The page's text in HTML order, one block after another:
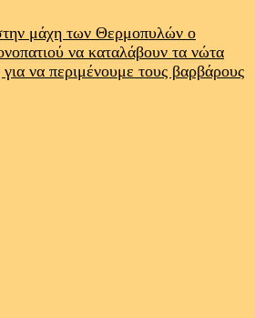
μάχη των Θερμοπυλών ο
να καταλάβουν τα νώτα
να περιμένουμε τους βαρβάρους